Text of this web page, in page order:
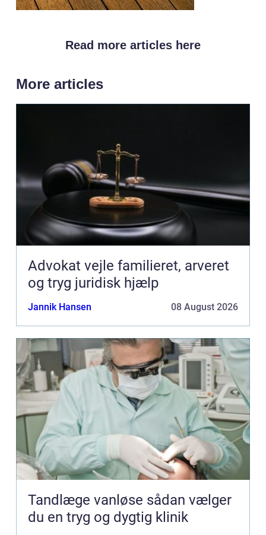
Read more articles here
More articles
Advokat vejle familieret, arveret
og tryg juridisk hjælp
Jannik Hansen 08 August 2026
Tandlæge vanløse sådan vælger
du en tryg og dygtig klinik